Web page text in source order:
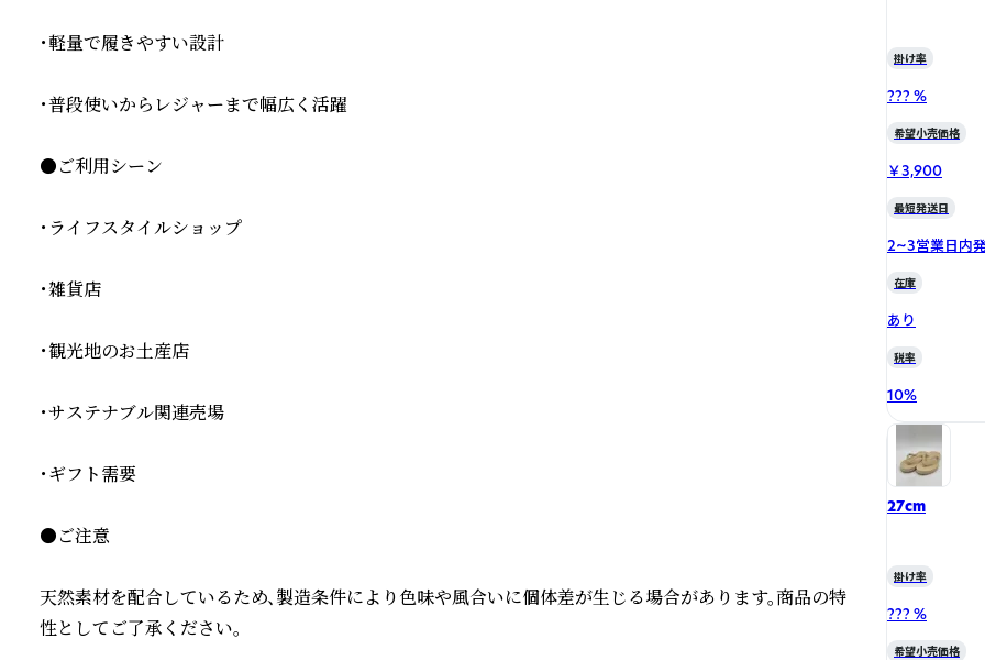
・軽量で履きやすい設計
・普段使いからレジャーまで幅広く活躍
●ご利用シーン
・ライフスタイルショップ
・雑貨店
・観光地のお土産店
・サステナブル関連売場
・ギフト需要
●ご注意
天然素材を配合しているため、製造条件により色味や風合いに個体差が生じる場合があります。商品の特
性としてご了承ください。
掛け率
??? %
希望小売価格
￥3,900
最短発送日
2~3営業日内
在庫
あり
税率
10%
27cm
掛け率
??? %
希望小売価格